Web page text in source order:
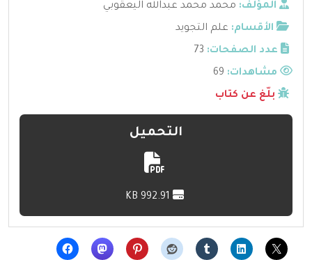
المؤلف: محمد محمد عبدالله اليعقوبي
الأقسام: علم التجويد
عدد الصفحات: 73
مشاهدات:
بلّغ عن كتاب
التحميل